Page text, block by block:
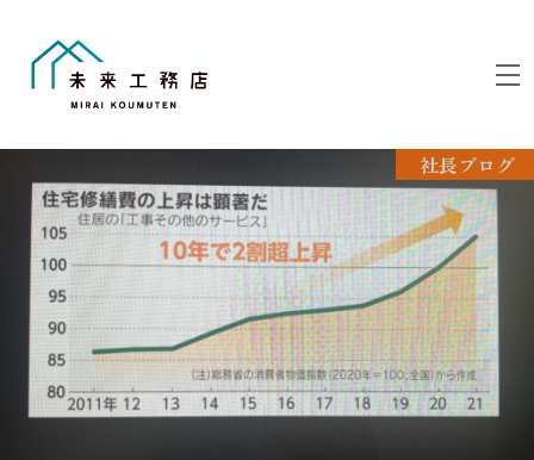
社長ブログ